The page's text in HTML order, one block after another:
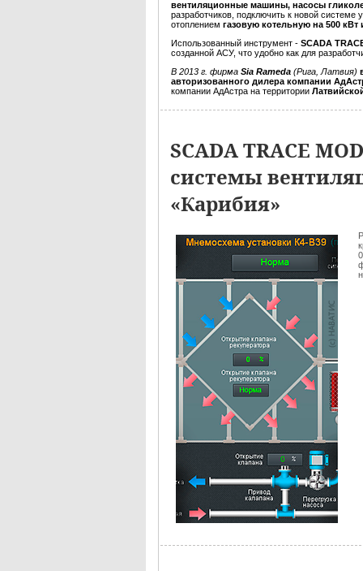
вентиляционные машины, насосы
разработчиков, подключить к новой
отоплением газовую котельную на 500
Использованный инструмент - SCADA
созданной АСУ, что удобно как для
В 2013 г. фирма Sia Rameda (Рига, Латвия)
авторизованного дилера компании
компании АдАстра на территории
SCADA TRACE
системы
«Карибия»